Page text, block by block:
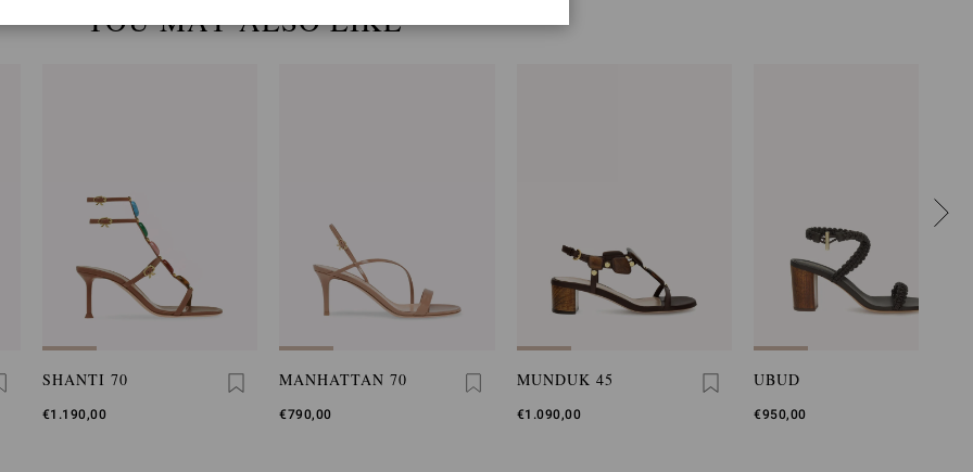
YOU MAY ALSO LIKE
SHANTI 70
€1.190,00
MANHATTAN 70
€790,00
MUNDUK 45
€1.090,00
UBUD
€950,00